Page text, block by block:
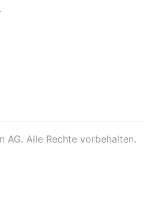
AG. Alle Rechte vorbehalten.